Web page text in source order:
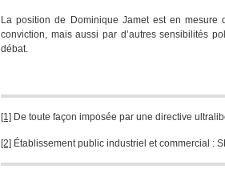
La position de Dominique Jamet est en mesure
conviction, mais aussi par d’autres sensibilités
débat.
[1] De toute façon imposée par une directive
[2] Établissement public industriel et commercial :